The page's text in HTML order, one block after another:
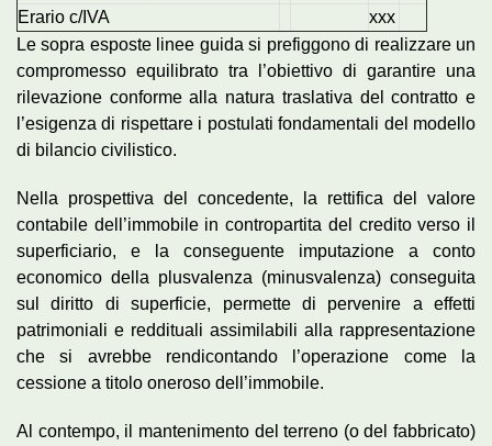
Erario c/IVA
xxx
Le sopra esposte linee guida si prefiggono di realizzare un
compromesso equilibrato tra l’obiettivo di garantire una
rilevazione conforme alla natura traslativa del contratto e
l’esigenza di rispettare i postulati fondamentali del modello
di bilancio civilistico.
Nella prospettiva del concedente, la rettifica del valore
contabile dell’immobile in contropartita del credito verso il
superficiario, e la conseguente imputazione a conto
economico della plusvalenza (minusvalenza) conseguita
sul diritto di superficie, permette di pervenire a effetti
patrimoniali e reddituali assimilabili alla rappresentazione
che si avrebbe rendicontando l’operazione come la
cessione a titolo oneroso dell’immobile.
Al contempo, il mantenimento del terreno (o del fabbricato)